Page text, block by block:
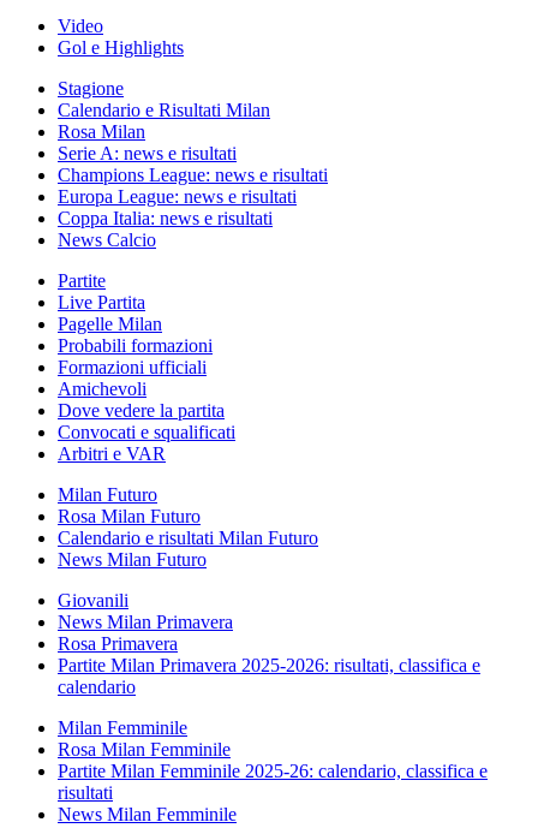
Video
Gol e Highlights
Stagione
Calendario e Risultati Milan
Rosa Milan
Serie A: news e risultati
Champions League: news e risultati
Europa League: news e risultati
Coppa Italia: news e risultati
News Calcio
Partite
Live Partita
Pagelle Milan
Probabili formazioni
Formazioni ufficiali
Amichevoli
Dove vedere la partita
Convocati e squalificati
Arbitri e VAR
Milan Futuro
Rosa Milan Futuro
Calendario e risultati Milan Futuro
News Milan Futuro
Giovanili
News Milan Primavera
Rosa Primavera
Partite Milan Primavera 2025-2026: risultati, classifica e
calendario
Milan Femminile
Rosa Milan Femminile
Partite Milan Femminile 2025-26: calendario, classifica e
risultati
News Milan Femminile